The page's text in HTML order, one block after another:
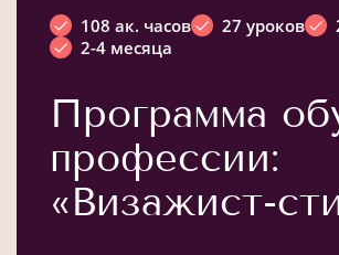
108 ак. часов 27 уроков
2-4 месяца
Программа
профессии:
«Визажист-